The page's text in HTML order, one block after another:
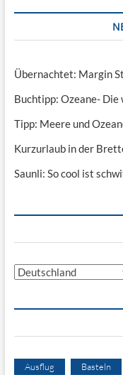
Übernachtet: Margin
Buchtipp: Ozeane-
Tipp: Meere und
Kurzurlaub in der
Saunli: So cool ist
Kategorien
Ausflug Basteln